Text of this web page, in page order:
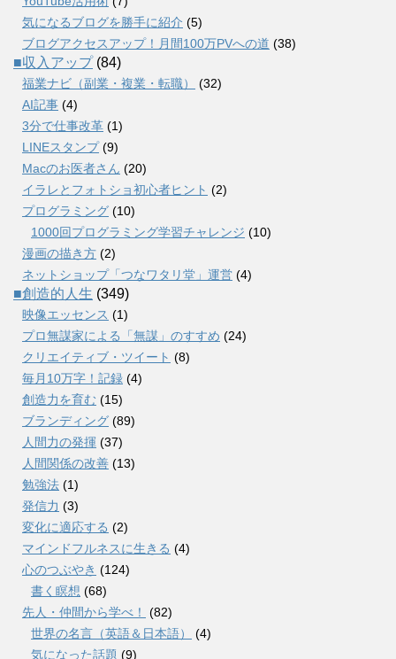
気になるブログを勝手に紹介 (5)
ブログアクセスアップ！月間100万PVへの道 (38)
■収入アップ(84)
福業ナビ（副業・複業・転職）
(32)
AI記事 (4)
3分で仕事改革 (1)
LINEスタンプ(9)
Macのお医者さん (20)
イラレとフォトショ初心者ヒント (2)
プログラミング (10)
1000回プログラミング学習チャレンジ (10)
漫画の描き方 (2)
ネットショップ「つなワタリ堂」運営 (4)
■創造的人生 (349)
映像エッセンス (1)
プロ無謀家による「無謀」のすすめ (24)
クリエイティブ・ツイート (8)
毎月10万字！記録 (4)
創造力を育む (15)
ブランディング (89)
人間力の発揮 (37)
人間関係の改善 (13)
勉強法 (1)
発信力 (3)
変化に適応する (2)
マインドフルネスに生きる (4)
心のつぶやき (124)
書く瞑想 (68)
先人・仲間から学べ！
(82)
世界の名言（英語＆日本語）
(4)
気になった話題 (9)